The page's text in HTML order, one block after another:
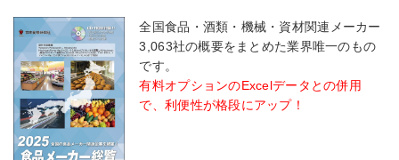
全国食品・酒類・機械・資材関連メーカー
3,063社の概要をまとめた業界唯一のもの
です。
有料オプションのExcelデータとの併用
で、利便性が格段にアップ！